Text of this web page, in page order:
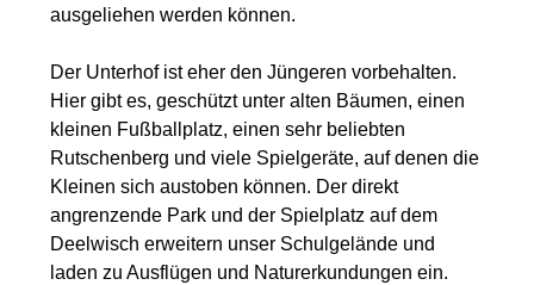
ausgeliehen werden können.
Der Unterhof ist eher den Jüngeren vorbehalten.
Hier gibt es, geschützt unter alten Bäumen, einen
kleinen Fußballplatz, einen sehr beliebten
Rutschenberg und viele Spielgeräte, auf denen die
Kleinen sich austoben können. Der direkt
angrenzende Park und der Spielplatz auf dem
Deelwisch erweitern unser Schulgelände und
laden zu Ausflügen und Naturerkundungen ein.